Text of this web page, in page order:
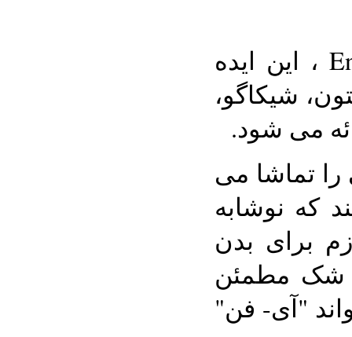
براساس گزارش Engadget ، این ایده
شیکاگو،
می شود.
تماشا می
که نوشابه
برای بدن
شک مطمئن
"آی- فن"